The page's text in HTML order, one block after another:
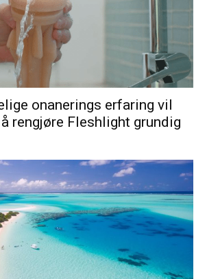
onanerings erfaring vil
rengjøre Fleshlight grundig